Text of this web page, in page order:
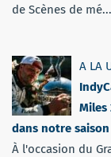
de Scènes de mé...
A LA
Miles
dans notre
À l'occasion du